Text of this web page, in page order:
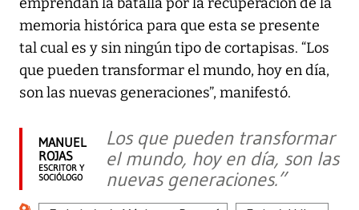
emprendan la batalla por la recuperación de la
memoria histórica para que esta se presente
tal cual es y sin ningún tipo de cortapisas. “Los
que pueden transformar el mundo, hoy en día,
son las nuevas generaciones”, manifestó.
MANUEL
ROJAS
ESCRITOR Y
SOCIÓLOGO
Los que pueden transformar
el mundo, hoy en día, son las
nuevas generaciones.”